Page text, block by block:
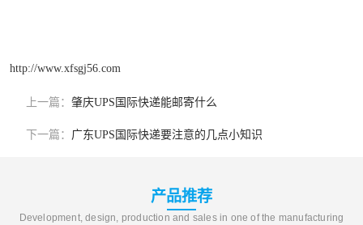
http://www.xfsgj56.com
上一篇： 肇庆UPS国际快递能邮寄什么
下一篇： 广东UPS国际快递要注意的几点小知识
产品推荐
Development, design, production and sales in one of the manufacturing